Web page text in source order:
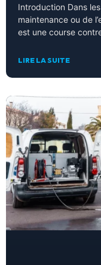
Introduction Dans
maintenance ou de
est une course
LIRE LA SUITE